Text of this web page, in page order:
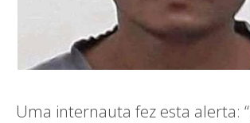
Uma internauta fez esta alerta: “